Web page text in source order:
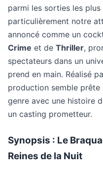
parmi les sorties les
particulièrement notre
annoncé comme un
Crime et de Thriller,
spectateurs dans un
prend en main. Réalisé
production semble prête
genre avec une histoire
un casting prometteur.
Synopsis : Le
Reines de la Nuit